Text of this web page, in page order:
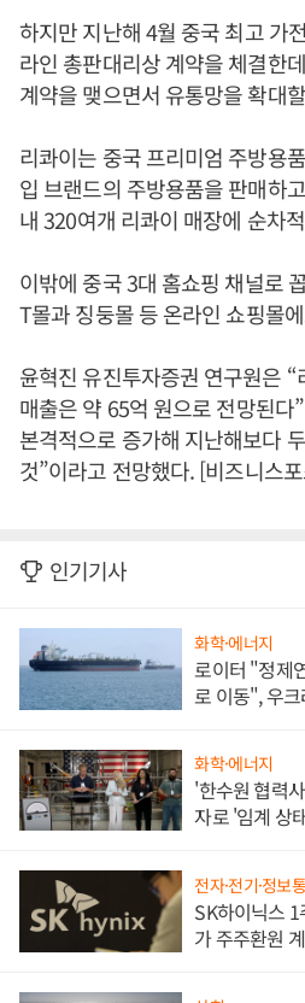
하지만 지난해 4월 중국 최고 가
라인 총판대리상 계약을 체결한
계약을 맺으면서 유통망을 확대
리콰이는 중국 프리미엄 주방용
입 브랜드의 주방용품을 판매하
내 320여개 리콰이 매장에 순차
이밖에 중국 3대 홈쇼핑 채널로
T몰과 징둥몰 등 온라인 쇼핑몰
윤혁진 유진투자증권 연구원은
매출은 약 65억 원으로 전망된다
본격적으로 증가해 지난해보다
것”이라고 전망했다. [비즈니스
인기기사
화학·에너지
로이터 "정제
로 이동", 우
화학·에너지
'한수원 협력
자로 '임계 상
전자·전기·정보
SK하이닉스
가 주주환원